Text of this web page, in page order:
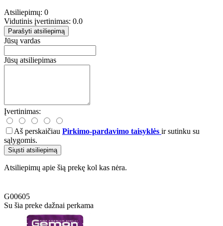
Atsiliepimų: 0
Vidutinis įvertinimas: 0.0
Parašyti atsiliepimą
Jūsų vardas
Jūsų atsiliepimas
Įvertinimas:
Aš perskaičiau Pirkimo-pardavimo taisyklės ir sutinku su
sąlygomis.
Siųsti atsiliepimą
Atsiliepimų apie šią prekę kol kas nėra.
G00605
Su šia preke dažnai perkama